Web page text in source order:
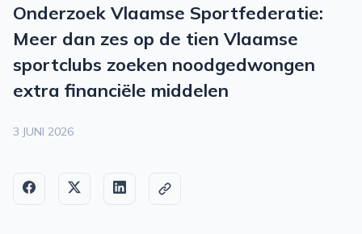
2
S
P
O
T
Onderzoek Vlaamse Sportfederatie:
Meer dan zes op de tien Vlaamse
sportclubs zoeken noodgedwongen
extra financiële middelen
3 JUNI 2026